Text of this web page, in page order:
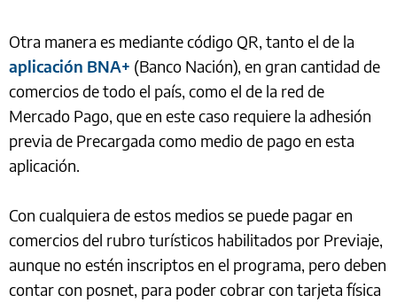
Otra manera es mediante código QR, tanto el de la
aplicación BNA+ (Banco Nación), en gran cantidad de
comercios de todo el país, como el de la red de
Mercado Pago, que en este caso requiere la adhesión
previa de Precargada como medio de pago en esta
aplicación.
Con cualquiera de estos medios se puede pagar en
comercios del rubro turísticos habilitados por Previaje,
aunque no estén inscriptos en el programa, pero deben
contar con posnet, para poder cobrar con tarjeta física